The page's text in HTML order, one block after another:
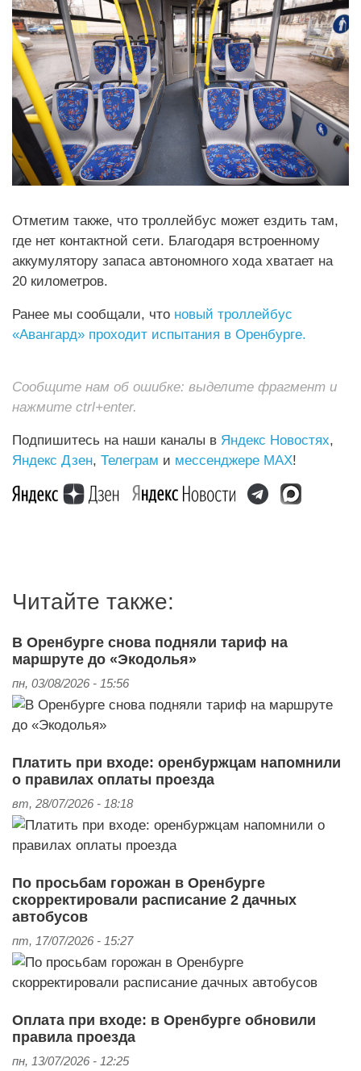
Отметим также, что троллейбус может ездить там,
где нет контактной сети. Благодаря встроенному
аккумулятору запаса автономного хода хватает на
20 километров.
Ранее мы сообщали, что новый троллейбус
«Авангард» проходит испытания в Оренбурге.
Сообщите нам об ошибке: выделите фрагмент и
нажмите ctrl+enter.
Подпишитесь на наши каналы в Яндекс Новостях,
Яндекс Дзен, Телеграм и мессенджере MAX!
Читайте также:
В Оренбурге снова подняли тариф на
маршруте до «Экодолья»
пн, 03/08/2026 - 15:56
Платить при входе: оренбуржцам напомнили
о правилах оплаты проезда
вт, 28/07/2026 - 18:18
По просьбам горожан в Оренбурге
скорректировали расписание 2 дачных
автобусов
пт, 17/07/2026 - 15:27
Оплата при входе: в Оренбурге обновили
правила проезда
пн, 13/07/2026 - 12:25